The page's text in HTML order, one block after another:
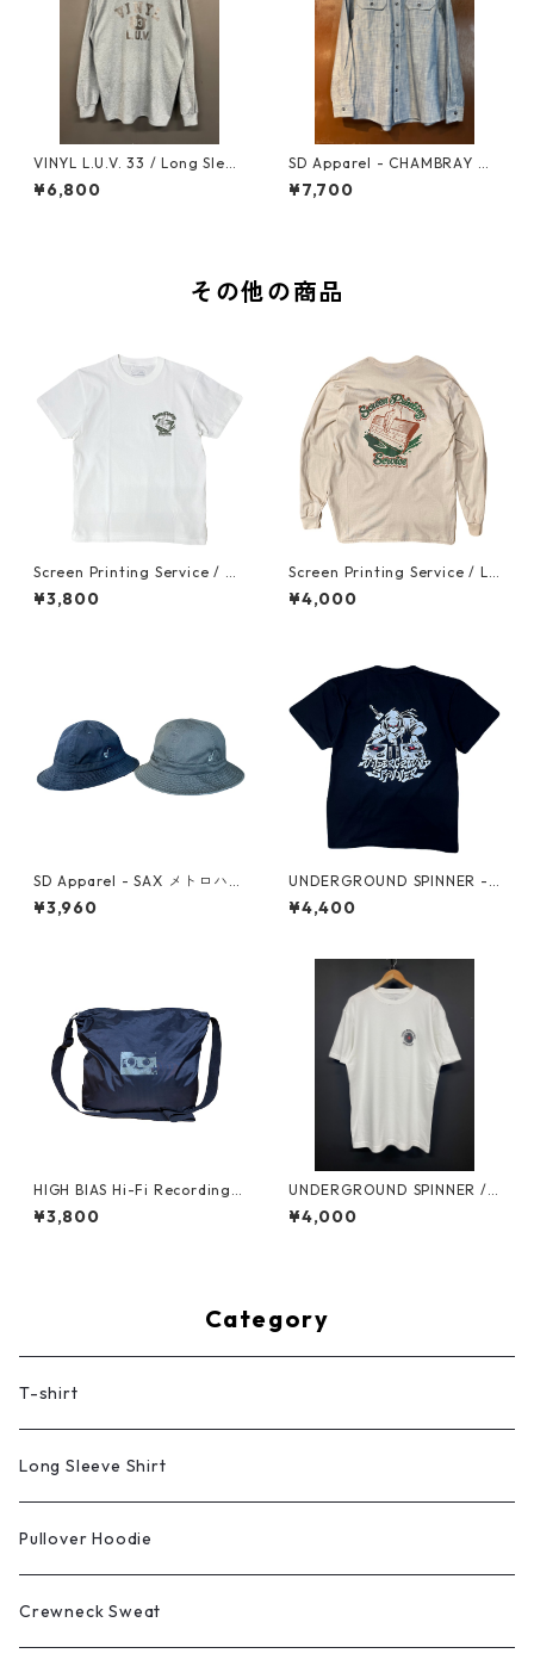
VINYL L.U.V. 33 / Long Sleev
e T-shirt (Dark Heather x Bl
ack)
¥6,800
SD Apparel - CHAMBRAY W
ORK
¥7,700
その他の商品
Screen Printing Service / W
hite
¥3,800
Screen Printing Service / Lo
ng SleeveT-shirt (Sand)
¥4,000
SD Apparel - SAX メトロハッ
ト
¥3,960
UNDERGROUND SPINNER -
NINJA DJ T-shirt (Black)
¥4,400
HIGH BIAS Hi-Fi Recording
Nylon Ripstop Shoulder Bag
¥3,800
UNDERGROUND SPINNER /
Vinyl T-shirt (White)
¥4,000
Category
T-shirt
Long Sleeve Shirt
Pullover Hoodie
Crewneck Sweat